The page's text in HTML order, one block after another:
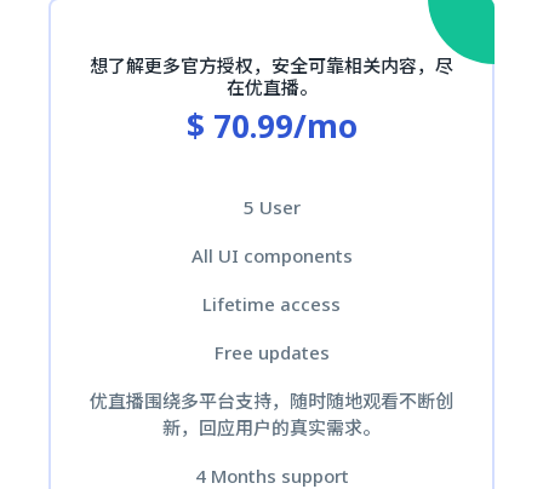
想了解更多官方授权，安全可靠相关内容，尽
在优直播。
$ 70.99/mo
5 User
All UI components
Lifetime access
Free updates
优直播围绕多平台支持，随时随地观看不断创
新，回应用户的真实需求。
4 Months support